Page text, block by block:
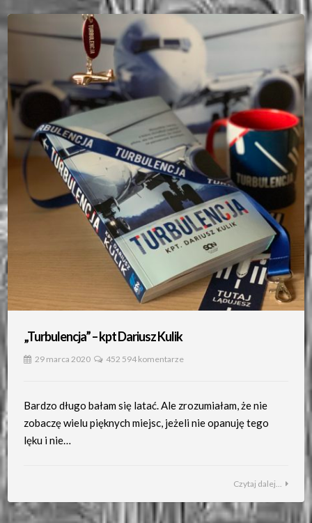
„Turbulencja” – kpt Dariusz Kulik
29 marca 2020 452 594 komentarze
Bardzo długo bałam się latać. Ale zrozumiałam, że nie
zobaczę wielu pięknych miejsc, jeżeli nie opanuję tego
lęku i nie…
Czytaj dalej...